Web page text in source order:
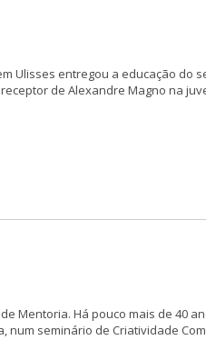
Ulisses entregou a edu­cação do
de Alexandre Magno na
Mentoria. Há pouco mais de 40
seminário de Criativi­dade